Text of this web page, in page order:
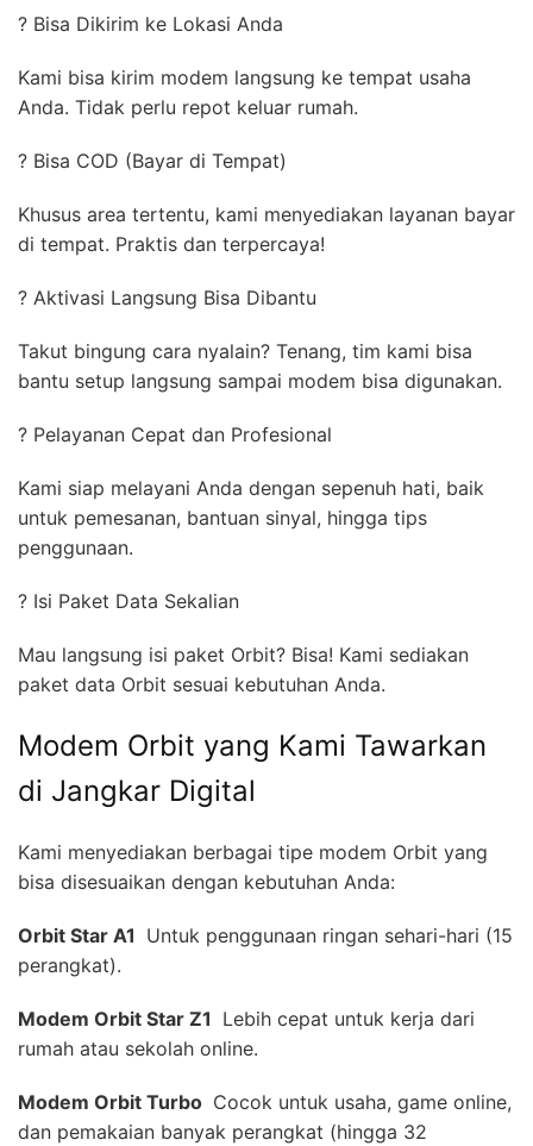
? Bisa Dikirim ke Lokasi Anda
Kami bisa kirim modem langsung ke tempat usaha
Anda. Tidak perlu repot keluar rumah.
? Bisa COD (Bayar di Tempat)
Khusus area tertentu, kami menyediakan layanan bayar
di tempat. Praktis dan terpercaya!
? Aktivasi Langsung Bisa Dibantu
Takut bingung cara nyalain? Tenang, tim kami bisa
bantu setup langsung sampai modem bisa digunakan.
? Pelayanan Cepat dan Profesional
Kami siap melayani Anda dengan sepenuh hati, baik
untuk pemesanan, bantuan sinyal, hingga tips
penggunaan.
? Isi Paket Data Sekalian
Mau langsung isi paket Orbit? Bisa! Kami sediakan
paket data Orbit sesuai kebutuhan Anda.
Modem Orbit yang Kami Tawarkan
di Jangkar Digital
Kami menyediakan berbagai tipe modem Orbit yang
bisa disesuaikan dengan kebutuhan Anda:
Orbit Star A1  Untuk penggunaan ringan sehari-hari (15
perangkat).
Modem Orbit Star Z1  Lebih cepat untuk kerja dari
rumah atau sekolah online.
Modem Orbit Turbo  Cocok untuk usaha, game online,
dan pemakaian banyak perangkat (hingga 32